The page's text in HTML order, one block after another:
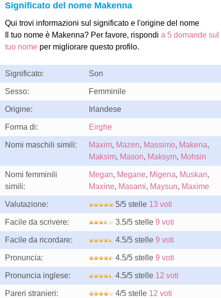
Significato del nome Makenna
Qui trovi informazioni sul significato e l'origine del nome
Il tuo nome è Makenna? Per favore, rispondi a 5 domande sul
tuo nome per migliorare questo profilo.
Significato: Son
Sesso: Femminile
Origine: Irlandese
Forma di: Eirghe
Nomi maschili simili: Maxim, Mazen, Massimo, Makena,
Maksim, Mason, Maksym, Mohsin
Nomi femminili
simili:
Megan, Megane, Migena, Muskan,
Maxine, Masami, Maysun, Maxime
Valutazione: 5/5 stelle 13 voti
Facile da scrivere: 3.5/5 stelle 9 voti
Facile da ricordare: 4.5/5 stelle 9 voti
Pronuncia: 4.5/5 stelle 9 voti
Pronuncia inglese: 4.5/5 stelle 12 voti
Pareri stranieri: 4/5 stelle 12 voti